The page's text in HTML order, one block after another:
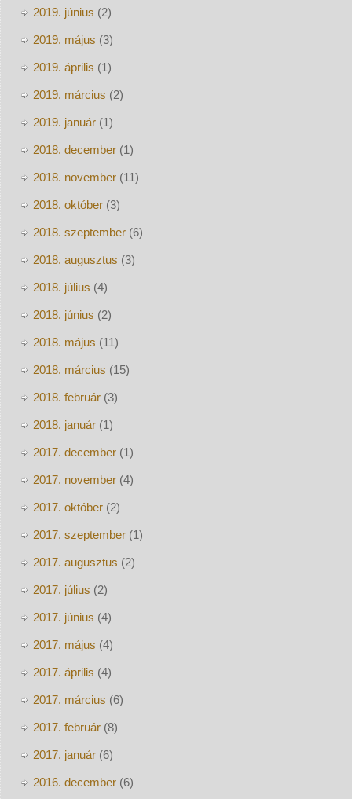
2019. június (2)
2019. május (3)
2019. április (1)
2019. március (2)
2019. január(1)
2018. december(1)
2018. november(11)
2018. október(3)
2018. szeptember(6)
2018. augusztus (3)
2018. július (4)
2018. június (2)
2018. május (11)
2018. március (15)
2018. február(3)
2018. január(1)
2017. december(1)
2017. november(4)
2017. október(2)
2017. szeptember(1)
2017. augusztus (2)
2017. július (2)
2017. június (4)
2017. május (4)
2017. április (4)
2017. március (6)
2017. február(8)
2017. január(6)
2016. december(6)